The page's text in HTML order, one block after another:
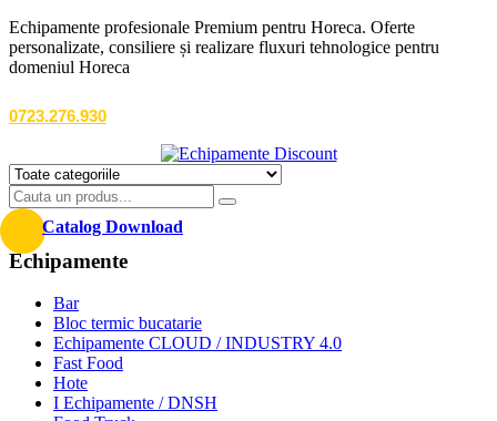
Echipamente profesionale Premium pentru Horeca. Oferte
personalizate, consiliere și realizare fluxuri tehnologice pentru
domeniul Horeca
0723.276.930
Catalog Download
Echipamente
Bar
Bloc termic bucatarie
Echipamente CLOUD / INDUSTRY 4.0
Fast Food
Hote
I Echipamente / DNSH